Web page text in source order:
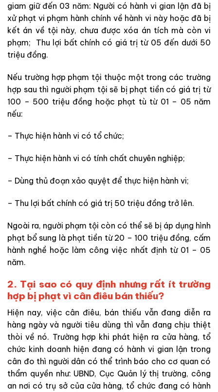
giam giữ đến 03 năm: Người có hành vi gian lận đã bị
xử phạt vi phạm hành chính về hành vi này hoặc đã bị
kết án về tội này, chưa được xóa án tích mà còn vi
phạm; Thu lợi bất chính có giá trị từ 05 đến dưới 50
triệu đồng.
Nếu trường hợp phạm tội thuộc một trong các trường
hợp sau thì người phạm tội sẽ bị phạt tiền có giá trị từ
100 – 500 triệu đồng hoặc phạt tù từ 01 – 05 năm
nếu:
– Thực hiện hành vi có tổ chức;
– Thực hiện hành vi có tính chất chuyên nghiệp;
– Dùng thủ đoạn xảo quyệt để thực hiện hành vi;
– Thu lợi bất chính có giá trị 50 triệu đồng trở lên.
Ngoài ra, người phạm tội còn có thể sẽ bị áp dụng hình
phạt bổ sung là phạt tiền từ 20 – 100 triệu đồng, cấm
hành nghề hoặc làm công việc nhất định từ 01 – 05
năm.
2. Tại sao có quy định nhưng rất ít trường
hợp bị phạt vì cân điêu bán thiếu?
Hiện nay, việc cân điêu, bán thiếu vẫn đang diễn ra
hàng ngày và người tiêu dùng thì vẫn đang chịu thiệt
thòi về nó. Trường hợp khi phát hiện ra cửa hàng, tổ
chức kinh doanh hiện đang có hành vi gian lận trong
cân đo thì người dân có thể trình báo cho cơ quan có
thẩm quyền như: UBND, Cục Quản lý thị trường, công
an nơi có trụ sở của cửa hàng, tổ chức đang có hành